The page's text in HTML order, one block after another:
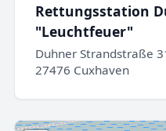
Rettungsstation
"Leuchtfeuer"
Duhner Strandstraße
27476 Cuxhaven